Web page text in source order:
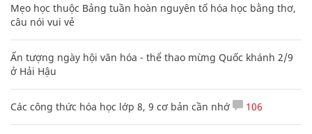
Mẹo học thuộc Bảng tuần hoàn nguyên tố hóa học bằng thơ,
câu nói vui vẻ
Ấn tượng ngày hội văn hóa - thể thao mừng Quốc khánh 2/9
ở Hải Hậu
Các công thức hóa học lớp 8, 9 cơ bản cần nhớ 106